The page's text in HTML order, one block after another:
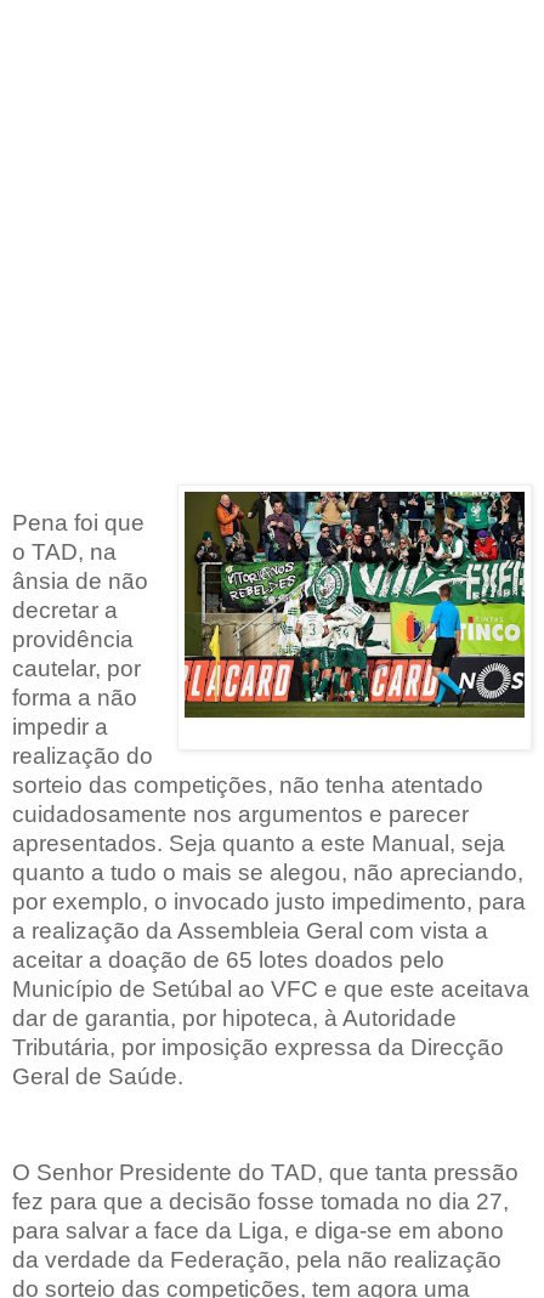
Pena foi que
o TAD, na
ânsia de não
decretar a
providência
cautelar, por
forma a não
impedir a
realização do
sorteio das competições, não tenha atentado
cuidadosamente nos argumentos e parecer
apresentados. Seja quanto a este Manual, seja
quanto a tudo o mais se alegou, não apreciando,
por exemplo, o invocado justo impedimento, para
a realização da Assembleia Geral com vista a
aceitar a doação de 65 lotes doados pelo
Município de Setúbal ao VFC e que este aceitava
dar de garantia, por hipoteca, à Autoridade
Tributária, por imposição expressa da Direcção
Geral de Saúde.
O Senhor Presidente do TAD, que tanta pressão
fez para que a decisão fosse tomada no dia 27,
para salvar a face da Liga, e diga-se em abono
da verdade da Federação, pela não realização
do sorteio das competições, tem agora uma